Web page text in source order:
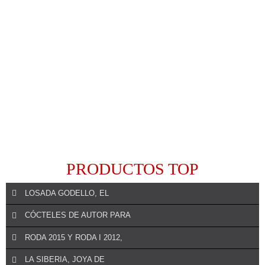
PRODUCTOS TOP
LOSADA GODELLO, EL
CÓCTELES DE AUTOR PARA
RODA 2015 Y RODA I 2012,
LA SIBERIA, JOYA DE